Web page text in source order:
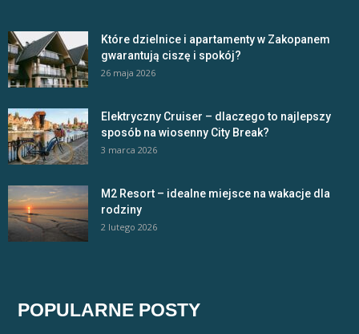
Które dzielnice i apartamenty w Zakopanem
gwarantują ciszę i spokój?
26 maja 2026
Elektryczny Cruiser – dlaczego to najlepszy
sposób na wiosenny City Break?
3 marca 2026
M2 Resort – idealne miejsce na wakacje dla
rodziny
2 lutego 2026
POPULARNE POSTY